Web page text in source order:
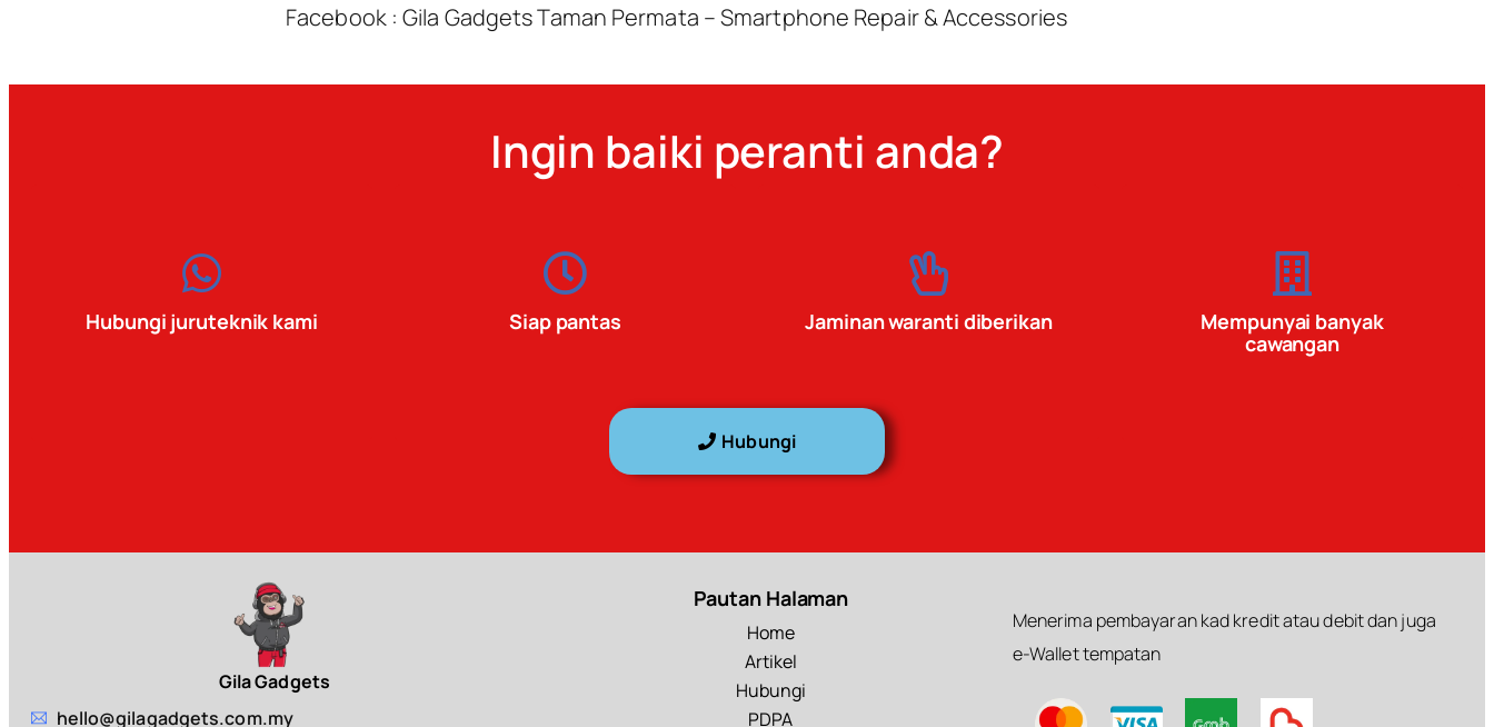
Facebook : Gila Gadgets Taman Permata – Smartphone Repair & Accessories
Ingin baiki peranti anda?
Hubungi juruteknik kami Siap pantas Jaminan waranti diberikan
Mempunyai banyak
cawangan
Hubungi
Gila Gadgets
hello@gilagadgets.com.my
Pautan Halaman
Home
Artikel
Hubungi
PDPA
Menerima pembayaran kad kredit atau debit dan juga
e-Wallet tempatan